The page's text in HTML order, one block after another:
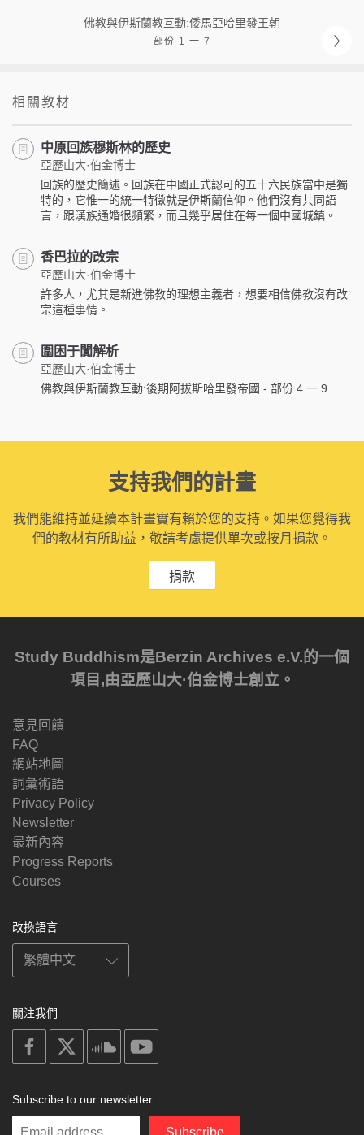
佛教與伊斯蘭教互動:倭馬亞哈里發王朝
部份 1 一 7
相關教材
中原回族穆斯林的歷史
亞歷山大·伯金博士
回族的歷史簡述。回族在中國正式認可的五十六民族當中是獨
特的，它惟一的統一特徵就是伊斯蘭信仰。他們沒有共同語
言，跟漢族通婚很頻繁，而且幾乎居住在每一個中國城鎮。
香巴拉的改宗
亞歷山大·伯金博士
許多人，尤其是新進佛教的理想主義者，想要相信佛教沒有改
宗這種事情。
圍困于闐解析
亞歷山大·伯金博士
佛教與伊斯蘭教互動:後期阿拔斯哈里發帝國 - 部份 4 一 9
支持我們的計畫
我們能維持並延續本計畫實有賴於您的支持。如果您覺得我
們的教材有所助益，敬請考慮提供單次或按月捐款。
捐款
Study Buddhism是Berzin Archives e.V.的一個
項目,由亞歷山大·伯金博士創立。
意見回饋
FAQ
網站地圖
詞彙術語
Privacy Policy
Newsletter
最新內容
Progress Reports
Courses
改換語言
關注我們
on
facebook
soundcloud
Subscribe to our newsletter
Enter
Subscribe